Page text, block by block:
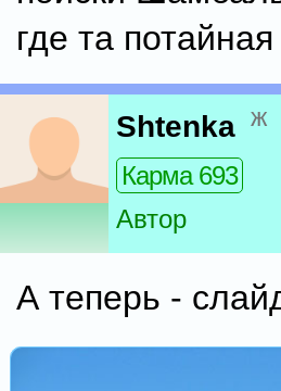
где та
Shtenka ж
Карма 693
Автор
А теперь -